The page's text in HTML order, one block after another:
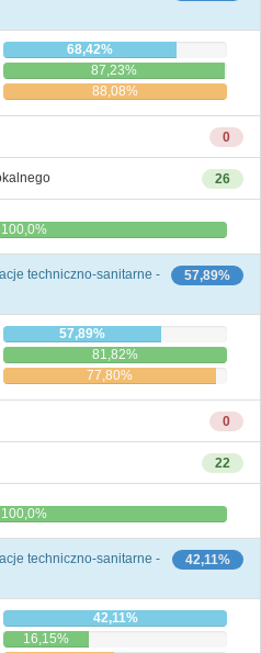
68,42%
87,23%
88,08%
0
26
100,0%
57,89%
techniczno-sanitarne -
57,89%
81,82%
77,80%
0
22
100,0%
42,11%
techniczno-sanitarne -
42,11%
16,15%